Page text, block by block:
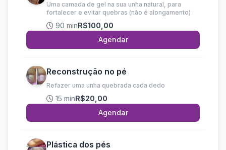
Uma camada de gel na sua unha natural, para
fortalecer e evitar quebras (não é alongamento)
90 minR$100,00
Agendar
Reconstrução no pé
Refazer uma unha quebrada cada dedo
15 minR$20,00
Agendar
Plástica dos pés